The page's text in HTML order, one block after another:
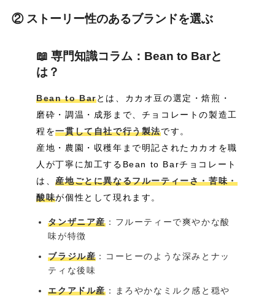
② ストーリー性のあるブランドを選ぶ
📖 専門知識コラム：Bean to Barと
は？
Bean to Barとは、カカオ豆の選定・焙煎・
磨砕・調温・成形まで、チョコレートの製造工
程を一貫して自社で行う製法です。
産地・農園・収穫年まで明記されたカカオを職
人が丁寧に加工するBean to Barチョコレート
は、産地ごとに異なるフルーティーさ・苦味・
酸味が個性として現れます。
タンザニア産：フルーティーで爽やかな酸
味が特徴
ブラジル産 ：コーヒーのような深みとナッ
ティな後味
エクアドル産：まろやかなミルク感と穏や